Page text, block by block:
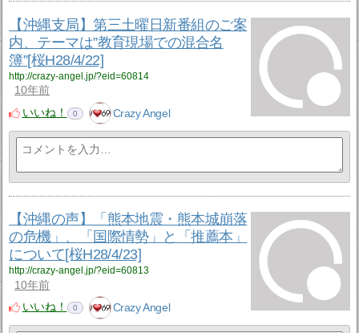
【沖縄支局】第三土曜日新番組のご案
内、テーマは”教育現場での混合名
簿”[桜H28/4/22]
http://crazy-angel.jp/?eid=60814
10年前
いいね！
0 Crazy Angel
【沖縄の声】「熊本地震・熊本城崩落
の危機」、「国際情勢」と「推薦本」
について[桜H28/4/23]
http://crazy-angel.jp/?eid=60813
10年前
いいね！
0 Crazy Angel